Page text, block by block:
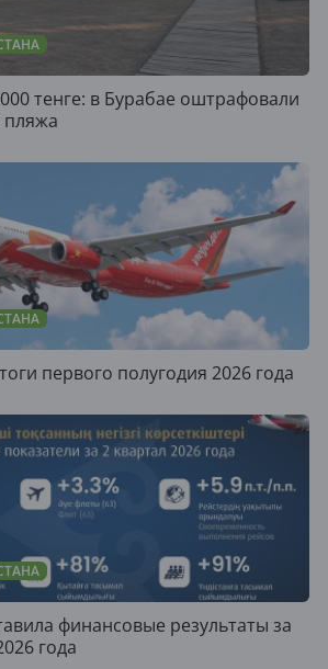
тенге: в Бурабае оштрафовали
пляжа
первого полугодия 2026 года
финансовые результаты за
года